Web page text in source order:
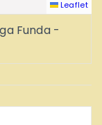
Leaflet
Funda -